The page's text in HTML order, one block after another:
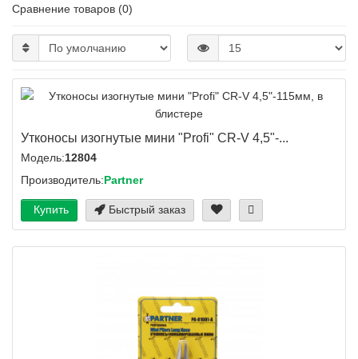
Сравнение товаров (0)
Утконосы изогнутые мини "Profi" CR-V 4,5"-...
Модель:12804
Производитель:Partner
Купить Быстрый заказ